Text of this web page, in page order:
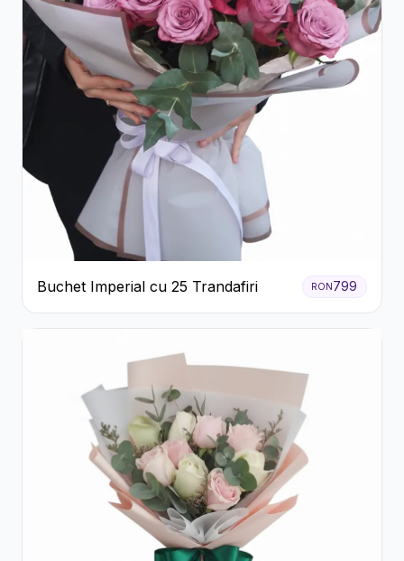
Buchet Imperial cu 25 Trandafiri RON799